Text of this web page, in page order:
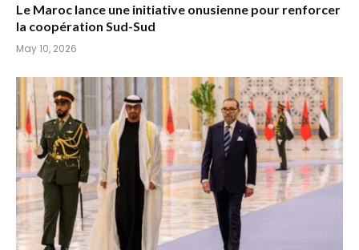
Le Maroc lance une initiative onusienne pour renforcer
la coopération Sud-Sud
May 10, 2026